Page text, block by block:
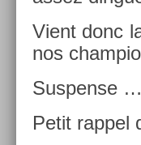
Vient donc
nos
Sus­pen­se
Petit rap­pel